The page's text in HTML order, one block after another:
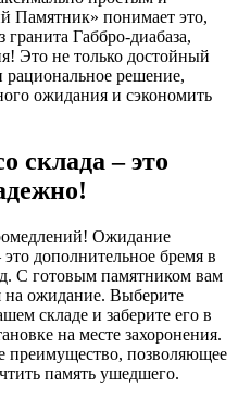
Памятник» понимает это,
Габбро-диабаза,
Это не только достойный
рациональное решение,
ожидания и сэкономить
склада – это
Ожидание
дополнительное бремя в
С готовым памятником вам
на ожидание. Выберите
складе и заберите его в
на месте захоронения.
преимущество, позволяющее
память ушедшего.